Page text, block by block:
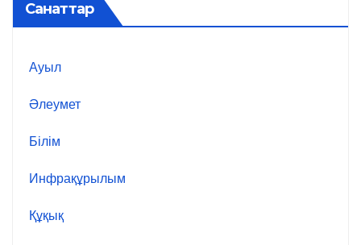
Санаттар
Ауыл
Әлеумет
Білім
Инфрақұрылым
Құқық